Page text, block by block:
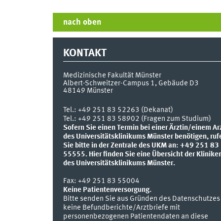
nach oben
KONTAKT
Medizinische Fakultät Münster
Albert-Schweitzer-Campus 1, Gebäude D3
48149 Münster
Tel.: +49 251 83 52263 (Dekanat)
Tel.: +49 251 83 58902 (Fragen zum Studium)
Sofern Sie einen Termin bei einer Ärztin/einem
des Universitätsklinikums Münster benötigen,
Sie bitte in der Zentrale des UKM an: +49 251 83
55555. Hier finden Sie eine Übersicht der
des Universitätsklinikums Münster.
Fax: +49 251 83 55004
Keine Patientenversorgung.
Bitte senden Sie aus Gründen des Datenschutzes
keine Befundberichte/Arztbriefe mit
personenbezogenen Patientendaten an diese